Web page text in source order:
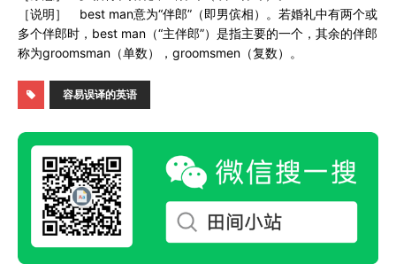
［说明］ best man意为“伴郎”（即男傧相）。若婚礼中有两个或
多个伴郎时，best man（“主伴郎”）是指主要的一个，其余的伴郎
称为groomsman（单数），groomsmen（复数）。
容易误译的英语